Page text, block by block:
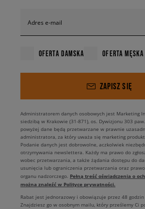
Adres e-mail
OFERTA DAMSKA OFERTA MĘSKA
ZAPISZ SIĘ
Administratorem danych osobowych jest Marketing
siedzibą w Krakowie (31-871), os. Dywizjonu 303
powyżej dane będą przetwarzane w prawnie
administratora, za który uważa się marketing
Podanie danych jest dobrowolne, aczkolwiek
otrzymywania newslettera. Każdy ma prawo do
wobec przetwarzania, a także żądania dostępu do
usunięcia lub ograniczenia przetwarzania oraz
organu nadzorczego. Pełną treść oświadczenia o
można znaleźć w Polityce prywatności.
Rabat jest jednorazowy i obowiązuje przez 48
Znajdziesz go w osobnym mailu, który prześlemy Ci